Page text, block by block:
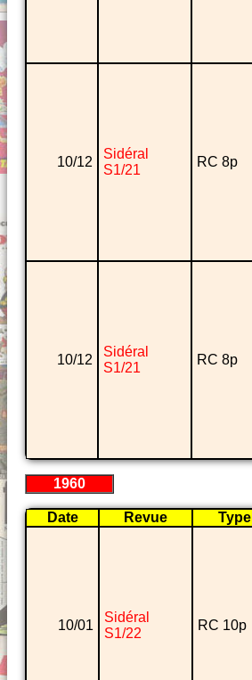
10/12
Sidéral
S1/21
RC 8p
10/12
Sidéral
S1/21
RC 8p
1960
Date Revue Type
10/01
Sidéral
S1/22
RC 10p